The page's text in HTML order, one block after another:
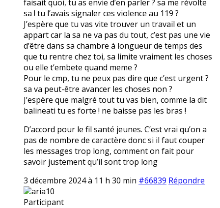
faisait quoi, tu as envie d’en parler ? sa me révolte
sa ! tu l’avais signaler ces violence au 119 ?
J’espère que tu vas vite trouver un travail et un
appart car la sa ne va pas du tout, c’est pas une vie
d’être dans sa chambre à longueur de temps des
que tu rentre chez toi, sa limite vraiment les choses
ou elle t’embete quand meme ?
Pour le cmp, tu ne peux pas dire que c’est urgent ?
sa va peut-être avancer les choses non ?
J’espère que malgré tout tu vas bien, comme la dit
balineati tu es forte ! ne baisse pas les bras !
D’accord pour le fil santé jeunes. C’est vrai qu’on a
pas de nombre de caractère donc si il faut couper
les messages trop long, comment on fait pour
savoir justement qu’il sont trop long
3 décembre 2024 à 11 h 30 min #66839 Répondre
aria10
Participant